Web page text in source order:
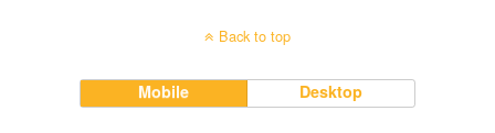
Back to top
Mobile Desktop